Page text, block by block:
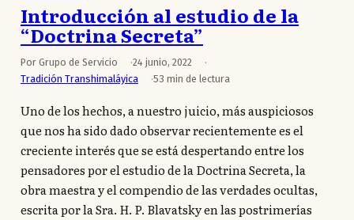
Introducción al estudio de la
“Doctrina Secreta”
Por Grupo de Servicio
24 junio, 2022
Tradición Transhimaláyica
53 min de lectura
Uno de los hechos, a nuestro juicio, más auspiciosos
que nos ha sido dado observar recientemente es el
creciente interés que se está despertando entre los
pensadores por el estudio de la Doctrina Secreta, la
obra maestra y el compendio de las verdades ocultas,
escrita por la Sra. H. P. Blavatsky en las postrimerías